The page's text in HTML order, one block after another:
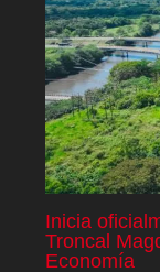
Inicia
Troncal
Economía